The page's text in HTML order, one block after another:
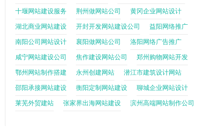
十堰网站建设服务 荆州做网站公司 黄冈企业网站设计
湖北商业网站建设 开封开发网站建设公司 益阳网络推广
南阳公司网站设计 襄阳做网站公司 洛阳网络广告推广
咸宁网站建设公司 焦作建设网站公司 郑州购物网站开发
鄂州网站制作搭建 永州创建网站 潜江市建筑设计网站
邵阳承接网站建设 衡阳定制网站建设 聊城企业网站设计
莱芜外贸建站 张家界出海网站建设 滨州高端网站制作公司